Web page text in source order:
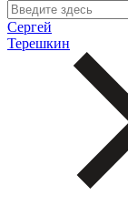
Сергей
Терешкин